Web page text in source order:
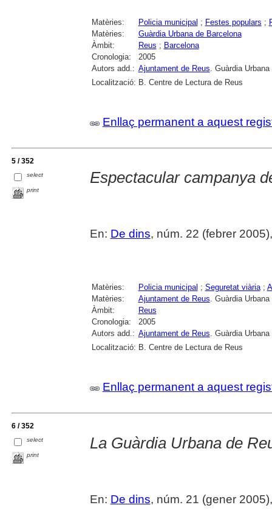
Matèries: Policia municipal ; Festes populars ;
Matèries:
Guàrdia Urbana de Barcelona
Àmbit:
Reus ; Barcelona
Cronologia:
2005
Autors add.: Ajuntament de Reus. Guàrdia Urbana
Localització: B. Centre de Lectura de Reus
Enllaç permanent a aquest
5 / 352
select
print
Espectacular campanya
En: De dins, núm. 22 (febrer
Matèries: Policia municipal ; Seguretat viària;
Matèries:
Ajuntament de Reus. Guàrdia Urbana
Àmbit:
Reus
Cronologia:
2005
Autors add.: Ajuntament de Reus. Guàrdia Urbana
Localització: B. Centre de Lectura de Reus
Enllaç permanent a aquest
6 / 352
select
print
La Guàrdia Urbana de
En: De dins, núm. 21 (gener